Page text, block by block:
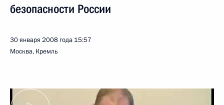
безопасности России
30 января 2008 года 15:57
Москва, Кремль